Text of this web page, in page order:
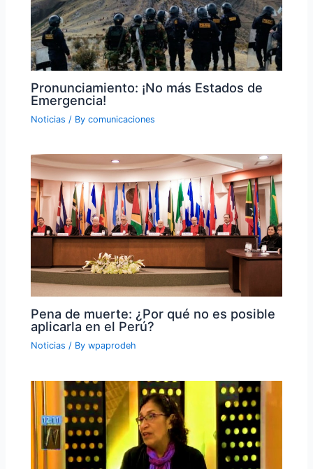
Pronunciamiento: ¡No más Estados de
Emergencia!
Noticias / Bycomunicaciones
Pena de muerte: ¿Por qué no es posible
aplicarla en el Perú?
Noticias / Bywpaprodeh